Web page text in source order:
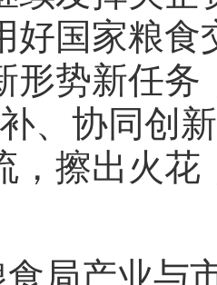
好国家粮
形势新任务
、协同创
，擦出火
局产业与